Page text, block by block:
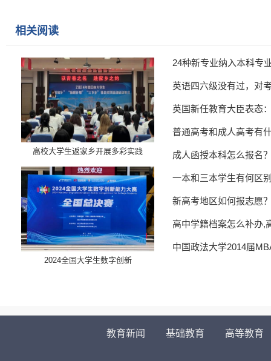
相关阅读
高校大学生返家乡开展多彩实践
​2024全国大学生数字创新
24种新专业纳入本科专
英语四六级没有过，对
英国新任教育大臣表态
普通高考和成人高考有
成人函授本科怎么报名
一本和三本学生有何区
新高考地区如何报志愿
高中学籍档案怎么补办,
中国政法大学2014届
教育新闻 基础教育 高等教育